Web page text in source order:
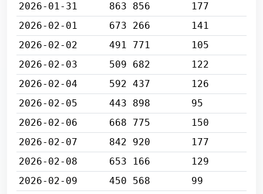
2026-01-31
863 856
177
2026-02-01
673 266
141
2026-02-02
491 771
105
2026-02-03
509 682
122
2026-02-04
592 437
126
2026-02-05
443 898
95
2026-02-06
668 775
150
2026-02-07
842 920
177
2026-02-08
653 166
129
2026-02-09
450 568
99